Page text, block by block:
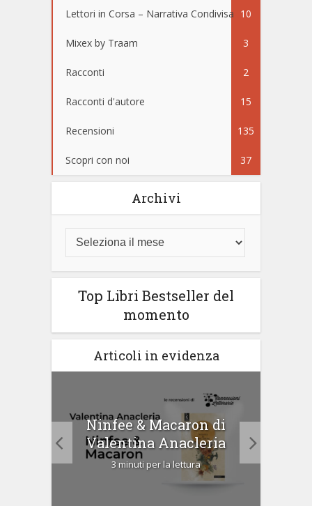
Lettori in Corsa – Narrativa Condivisa 10
Mixex by Traam 3
Racconti 2
Racconti d'autore 15
Recensioni 135
Scopri con noi 37
Archivi
Top Libri Bestseller del
momento
Articoli in evidenza
Ninfee & Macaron di
Valentina Anacleria
3 minuti per la lettura